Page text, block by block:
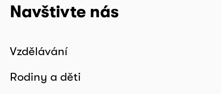
Navštivte nás
Vzdělávání
Rodiny a děti